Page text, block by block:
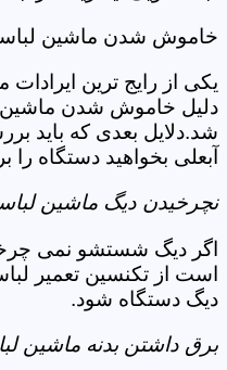
خاموش شدن ماشین
یکی از رایج ترین
دلیل خاموش شدن ماشین
شد.دلایل بعدی که باید
آبعلی بخواهید دستگاه را
نچرخیدن دیگ ماشین
اگر دیگ شستشو نمی چرخد
است از تکنسین تعمیر
دیگ دستگاه شود.
برق داشتن بدنه ماشین